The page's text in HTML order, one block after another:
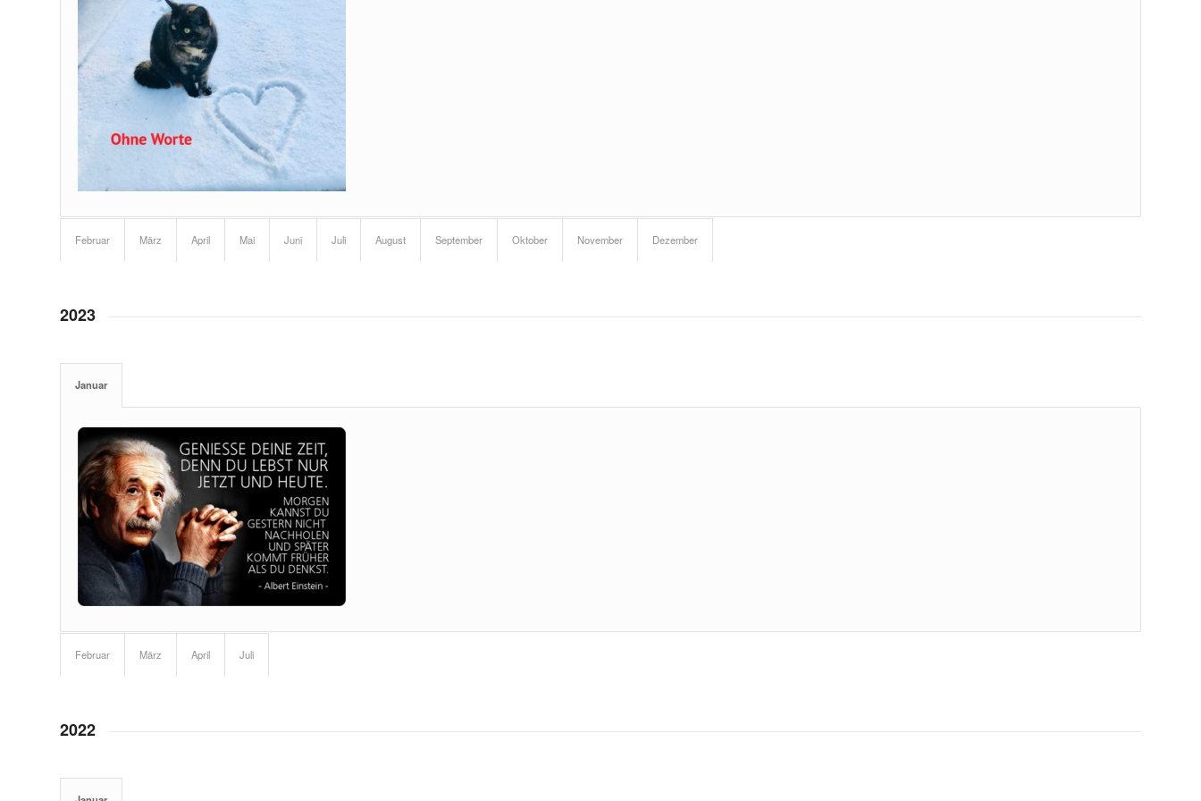
Februar März April Mai Juni Juli August September Oktober November Dezember
2023
Januar
Februar März April Juli
2022